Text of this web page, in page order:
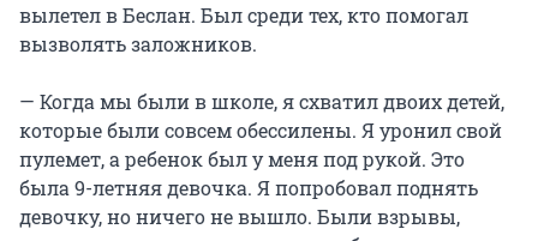
вылетел в Беслан. Был среди тех, кто помогал
вызволять заложников.
— Когда мы были в школе, я схватил двоих детей,
которые были совсем обессилены. Я уронил свой
пулемет, а ребенок был у меня под рукой. Это
была 9-летняя девочка. Я попробовал поднять
девочку, но ничего не вышло. Были взрывы,